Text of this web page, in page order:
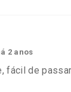
2 anos
fácil de